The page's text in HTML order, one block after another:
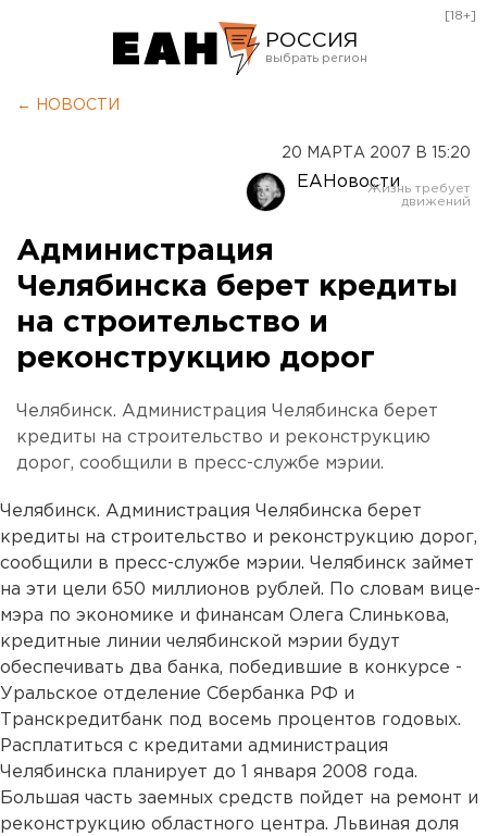
РОССИЯ
Оренбург
[18+]
← НОВОСТИ
20 МАРТА 2007 В 15:20
ЕАНовости
Администрация
Челябинска берет кредиты
на строительство и
реконструкцию дорог
Челябинск. Администрация Челябинска берет
кредиты на строительство и реконструкцию
дорог, сообщили в пресс-службе мэрии.
Челябинск. Администрация Челябинска берет
кредиты на строительство и реконструкцию дорог,
сообщили в пресс-службе мэрии. Челябинск займет
на эти цели 650 миллионов рублей. По словам вице-
мэра по экономике и финансам Олега Слинькова,
кредитные линии челябинской мэрии будут
обеспечивать два банка, победившие в конкурсе -
Уральское отделение Сбербанка РФ и
Транскредитбанк под восемь процентов годовых.
Расплатиться с кредитами администрация
Челябинска планирует до 1 января 2008 года.
Большая часть заемных средств пойдет на ремонт и
реконструкцию областного центра. Львиная доля